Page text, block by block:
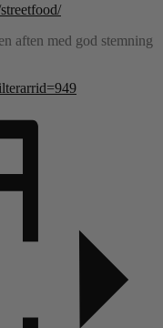
aften med god stemning